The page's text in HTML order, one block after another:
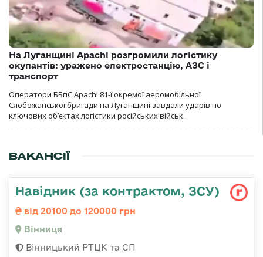
На Луганщині Apachi розгромили логістику
окупантів: уражено електростанцію, АЗС і
транспорт
Оператори ББпС Apachi 81-ї окремої аеромобільної
Слобожанської бригади на Луганщині завдали ударів по
ключових об’єктах логістики російських військ.
ВАКАНСІЇ
Навідник (за контрактом, ЗСУ)
від 20100 до 120000 грн
Вінниця
Вінницький РТЦК та СП